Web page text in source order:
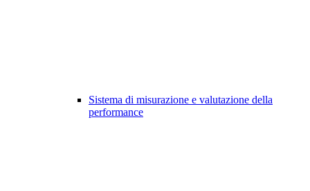
Sistema di misurazione e valutazione della
performance